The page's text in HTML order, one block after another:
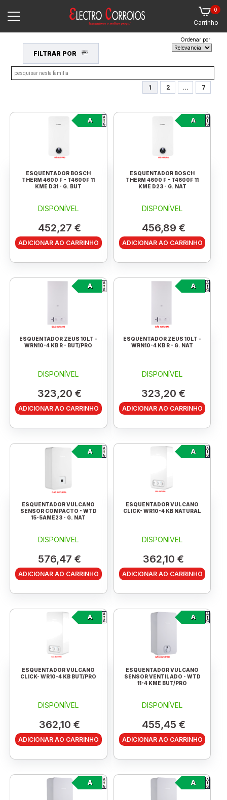
Carrinho
0
FILTRAR POR
Ordenar por:
1 2 ... 7
A
ESQUENTADOR BOSCH
THERM 4600 F - T4600F 11
KME D31 - G. BUT
DISPONÍVEL
452,27 €
ADICIONAR AO CARRINHO
A
ESQUENTADOR BOSCH
THERM 4600 F - T4600F 11
KME D23 - G. NAT
DISPONÍVEL
456,89 €
ADICIONAR AO CARRINHO
A
ESQUENTADOR ZEUS 10LT -
WRN10-4 KB R - BUT/PRO
DISPONÍVEL
323,20 €
ADICIONAR AO CARRINHO
A
ESQUENTADOR ZEUS 10LT -
WRN10-4 KB R - G. NAT
DISPONÍVEL
323,20 €
ADICIONAR AO CARRINHO
A
ESQUENTADOR VULCANO
SENSOR COMPACTO - WTD
15-5AME23 - G. NAT
DISPONÍVEL
576,47 €
ADICIONAR AO CARRINHO
A
ESQUENTADOR VULCANO
CLICK- WR10-4 KB NATURAL
DISPONÍVEL
362,10 €
ADICIONAR AO CARRINHO
A
ESQUENTADOR VULCANO
CLICK- WR10-4 KB BUT/PRO
DISPONÍVEL
362,10 €
ADICIONAR AO CARRINHO
A
ESQUENTADOR VULCANO
SENSOR VENTILADO - WTD
11-4 KME BUT/PRO
DISPONÍVEL
455,45 €
ADICIONAR AO CARRINHO
A A